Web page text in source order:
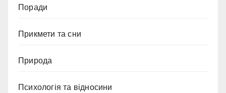
Поради
Прикмети та сни
Природа
Психологія та відносини